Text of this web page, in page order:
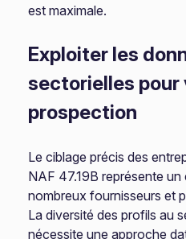
est maximale.
Exploiter les
sectorielles pour
prospection
Le ciblage précis des
NAF 47.19B représente
nombreux fournisseurs et
La diversité des profils au
nécessite une approche